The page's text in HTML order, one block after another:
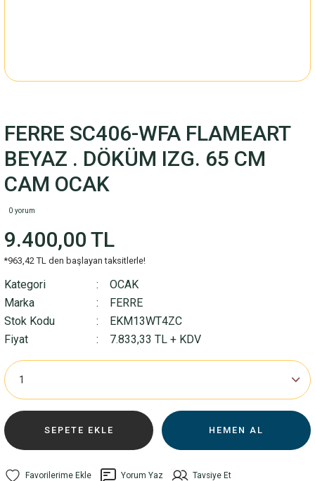
FERRE SC406-WFA FLAMEART
BEYAZ . DÖKÜM IZG. 65 CM
CAM OCAK
0 yorum
9.400,00 TL
*963,42 TL den başlayan taksitlerle!
Kategori
OCAK
Marka
FERRE
Stok Kodu
EKM13WT4ZC
Fiyat
7.833,33 TL + KDV
SEPETE EKLE HEMEN AL
Yorum Yaz Tavsiye Et